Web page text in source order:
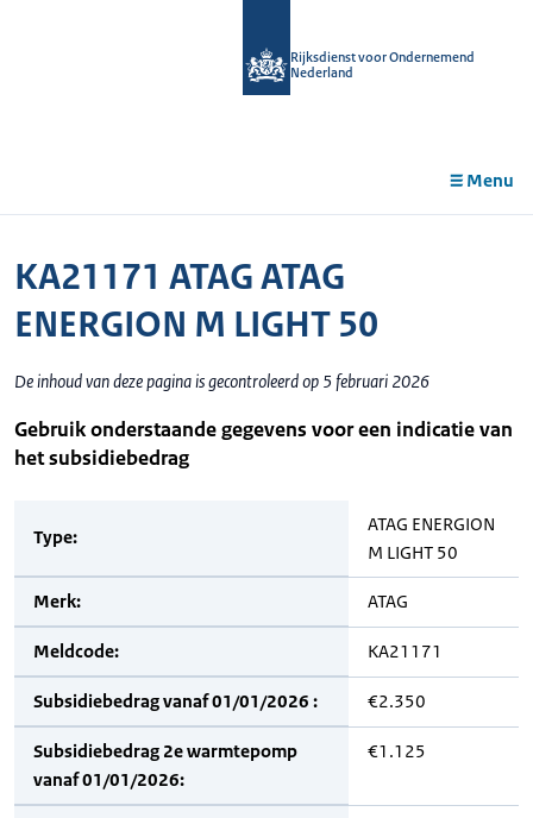
Rijksdienst voor Ondernemend
Nederland
Menu
KA21171 ATAG ATAG
ENERGION M LIGHT 50
De inhoud van deze pagina is gecontroleerd op 5 februari 2026
Gebruik onderstaande gegevens voor een indicatie van
het subsidiebedrag
Type:
ATAG ENERGION
M LIGHT 50
Merk: ATAG
Meldcode: KA21171
Subsidiebedrag vanaf 01/01/2026 : €2.350
Subsidiebedrag 2e warmtepomp
vanaf 01/01/2026:
€1.125